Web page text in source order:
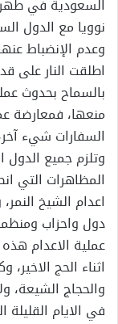
السعودية في
نوويا مع الدول
وعدم الإنضباط
اطلقت النار على
بالسماح بحدوث
منعها، فمعارضة
السفارات شيء
وتلزم جميع الدول
المظاهرات التي
اعدام الشيخ
دول واحزاب
عملية الاعدام
اثناء الحج
والحجاج الشيعة،
في الايام